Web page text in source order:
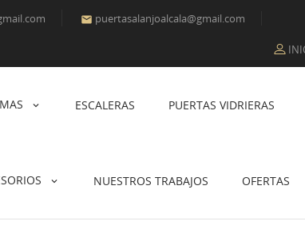
 puertasalanjoalcala@gmail.com
ESCALERAS PUERTAS VIDRIERAS
NUESTROS TRABAJOS OFERTAS